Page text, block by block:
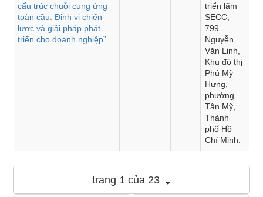
cấu trúc chuỗi cung ứng
toàn cầu: Định vị chiến
lược và giải pháp phát
triển cho doanh nghiệp”
triển lãm
SECC,
799
Nguyễn
Văn Linh,
Khu đô thị
Phú Mỹ
Hưng,
phường
Tân Mỹ,
Thành
phố Hồ
Chí Minh.
trang 1 của 23